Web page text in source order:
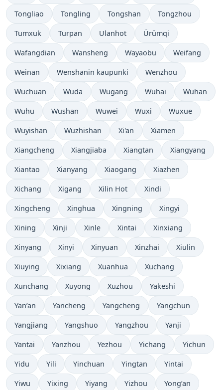
Tongliao Tongling Tongshan Tongzhou
Tumxuk Turpan Ulanhot Ürümqi
Wafangdian Wansheng Wayaobu Weifang
Weinan Wenshanin kaupunki Wenzhou
Wuchuan Wuda Wugang Wuhai Wuhan
Wuhu Wushan Wuwei Wuxi Wuxue
Wuyishan Wuzhishan Xi'an Xiamen
Xiangcheng Xiangjiaba Xiangtan Xiangyang
Xiantao Xianyang Xiaogang Xiazhen
Xichang Xigang Xilin Hot Xindi
Xingcheng Xinghua Xingning Xingyi
Xining Xinji Xinle Xintai Xinxiang
Xinyang Xinyi Xinyuan Xinzhai Xiulin
Xiuying Xixiang Xuanhua Xuchang
Xunchang Xuyong Xuzhou Yakeshi
Yan’an Yancheng Yangcheng Yangchun
Yangjiang Yangshuo Yangzhou Yanji
Yantai Yanzhou Yezhou Yichang Yichun
Yidu Yili Yinchuan Yingtan Yintai
Yiwu Yixing Yiyang Yizhou Yong’an